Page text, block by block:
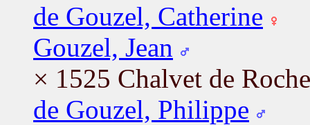
de Gouzel, Catherine
Gouzel, Jean
× 1525 Chalvet de
de Gouzel, Philippe